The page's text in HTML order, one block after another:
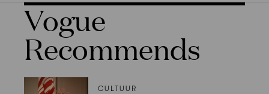
Vogue
Recommends
CULTUUR